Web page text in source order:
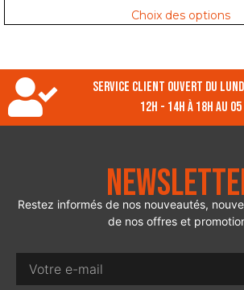
Choix des options
Service client ouvert du
12h - 14h à 18h au 05
Restez informés de nos nouveautés,
de nos offres et